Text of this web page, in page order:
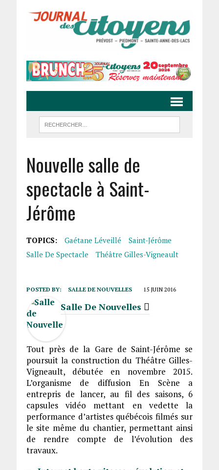
Nouvelle salle de
spectacle à Saint-
Jérôme
TOPICS: Gaétane Léveillé
Saint-Jérôme
Salle De Spectacle
Théâtre Gilles-Vigneault
POSTED BY: SALLE DE NOUVELLES 15 JUIN 2016
Salle De Nouvelles
Tout près de la Gare de Saint-Jérôme se
poursuit la construction du Théâtre Gilles-
Vigneault, débutée en novembre 2015.
L’organisme de diffusion En Scène a
entrepris de lancer, au fil des saisons, 6
capsules vidéo mettant en vedette la
performance d’artistes québécois filmés sur
le site même du chantier, permettant ainsi
de rendre compte de l’évolution des
travaux.